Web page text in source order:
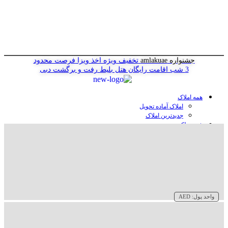
جشنواره amlakuae تخفیف ویژه اخذ ویزا فرصت محدود
3 شب اقامت رایگان هتل
بلیط رفت و برگشت دبی
همه املاک
املاک آماده تحویل
جدیدترین املاک
خرید ملک در دبی
واحد پول: AED